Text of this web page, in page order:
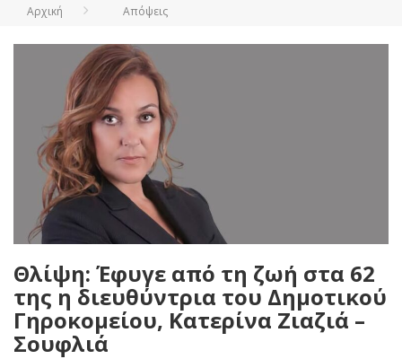
Αρχική Απόψεις
Θλίψη: Έφυγε από τη ζωή στα 62
της η διευθύντρια του Δημοτικού
Γηροκομείου, Κατερίνα Ζιαζιά –
Σουφλιά